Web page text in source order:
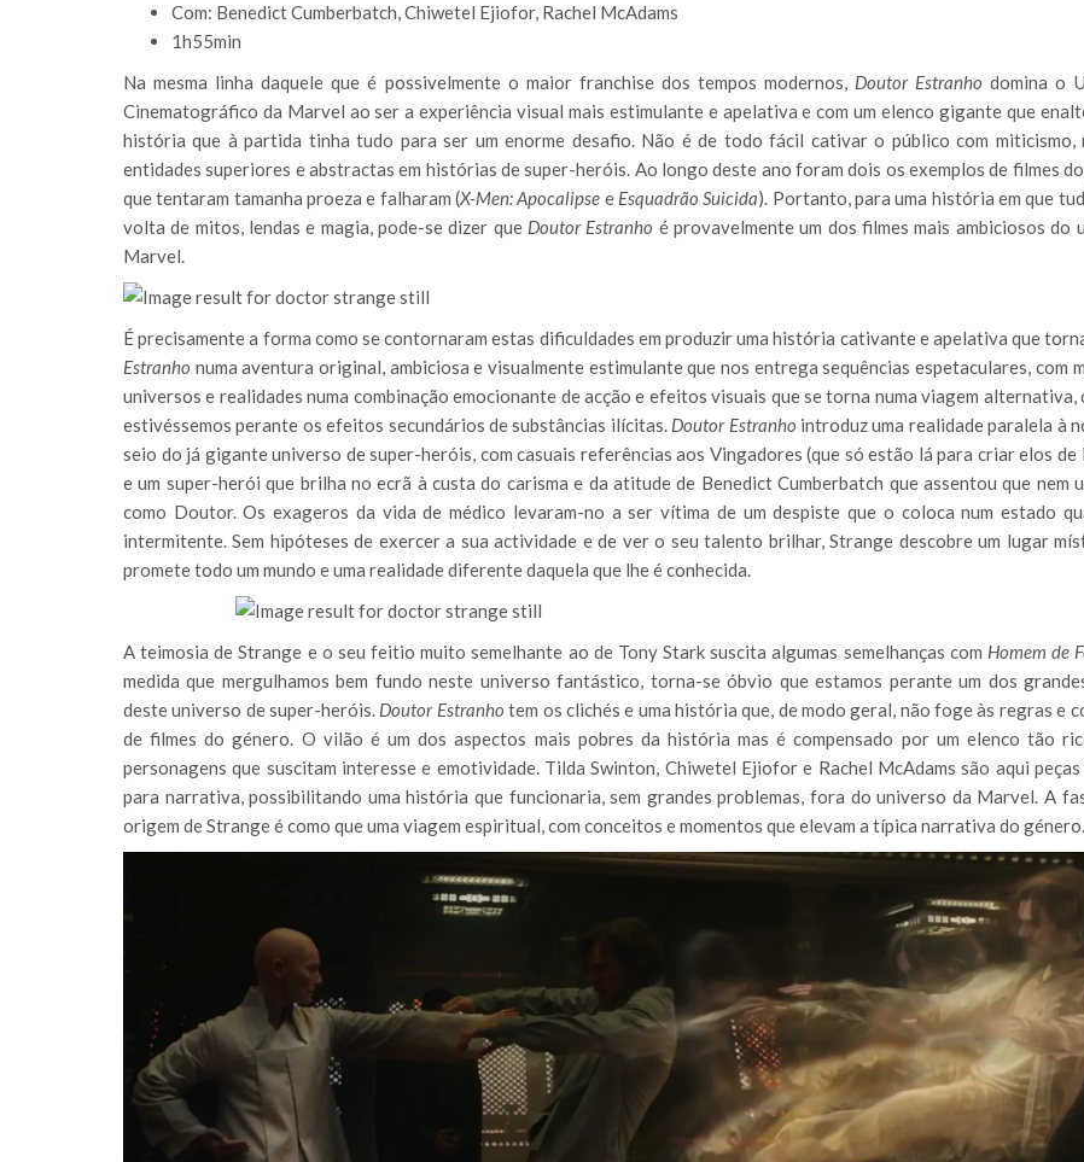
Com: Benedict Cumberbatch, Chiwetel Ejiofor, Rachel McAdams
1h55min
Na mesma linha daquele que é possivelmente o maior franchise dos tempos modernos, Doutor Estranhodomina o
Cinematográfico da Marvel ao ser a experiência visual mais estimulante e apelativa e com um elenco gigante que
história que à partida tinha tudo para ser um enorme desafio. Não é de todo fácil cativar o público com miticismo,
entidades superiores e abstractas em histórias de super-heróis. Ao longo deste ano foram dois os exemplos de filmes
que tentaram tamanha proeza e falharam (X-Men: Apocalipse e Esquadrão Suicida). Portanto, para uma história em que
volta de mitos, lendas e magia, pode-se dizer que Doutor Estranho é provavelmente um dos filmes mais ambiciosos do
Marvel.
É precisamente a forma como se contornaram estas dificuldades em produzir uma história cativante e apelativa que
Estranho numa aventura original, ambiciosa e visualmente estimulante que nos entrega sequências espetaculares, com
universos e realidades numa combinação emocionante de acção e efeitos visuais que se torna numa viagem alternativa,
estivéssemos perante os efeitos secundários de substâncias ilícitas. Doutor Estranho introduz uma realidade paralela à
seio do já gigante universo de super-heróis, com casuais referências aos Vingadores (que só estão lá para criar elos de
e um super-herói que brilha no ecrã à custa do carisma e da atitude de Benedict Cumberbatch que assentou que nem
como Doutor. Os exageros da vida de médico levaram-no a ser vítima de um despiste que o coloca num estado
intermitente. Sem hipóteses de exercer a sua actividade e de ver o seu talento brilhar, Strange descobre um lugar
promete todo um mundo e uma realidade diferente daquela que lhe é conhecida.
A teimosia de Strange e o seu feitio muito semelhante ao de Tony Stark suscita algumas semelhanças com Homem de
medida que mergulhamos bem fundo neste universo fantástico, torna-se óbvio que estamos perante um dos
deste universo de super-heróis. Doutor Estranhotem os clichés e uma história que, de modo geral, não foge às regras e
de filmes do género. O vilão é um dos aspectos mais pobres da história mas é compensado por um elenco tão
personagens que suscitam interesse e emotividade. Tilda Swinton, Chiwetel Ejiofor e Rachel McAdams são aqui
para narrativa, possibilitando uma história que funcionaria, sem grandes problemas, fora do universo da Marvel. A
origem de Strange é como que uma viagem espiritual, com conceitos e momentos que elevam a típica narrativa do género.